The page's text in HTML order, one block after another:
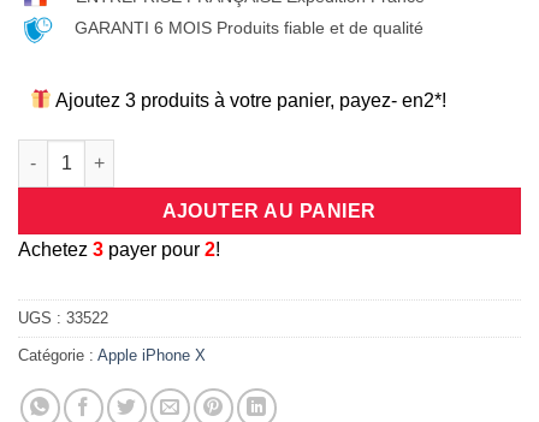
GARANTI 6 MOIS Produits fiable et de qualité
Ajoutez 3 produits à votre panier, payez- en2*!
quantité de Coque/bumper de protection intégrale en silicone
AJOUTER AU PANIER
Achetez 3 payer pour 2!
UGS : 33522
Catégorie : Apple iPhone X